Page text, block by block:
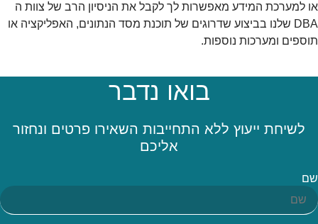
או למערכת המידע מאפשרות לך לקבל את הניסיון הרב של צוות ה
DBA שלנו בביצוע שדרוגים של תוכנת מסד הנתונים, האפליקציה או
תוספים ומערכות נוספות.
בואו נדבר
לשיחת ייעוץ ללא התחייבות השאירו פרטים ונחזור
אליכם
שם